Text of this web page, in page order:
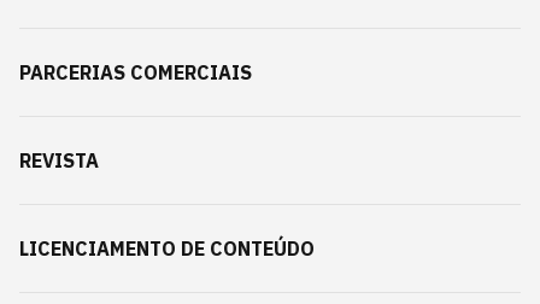
PARCERIAS COMERCIAIS
REVISTA
LICENCIAMENTO DE CONTEÚDO